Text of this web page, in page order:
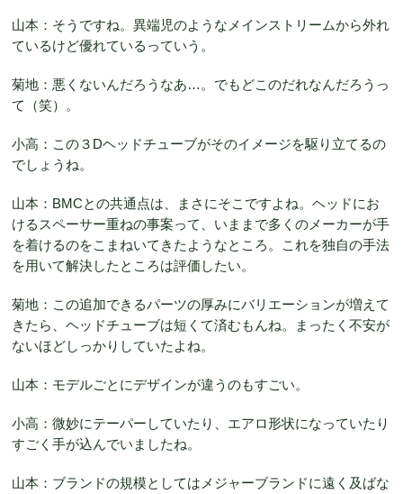
山本：そうですね。異端児のようなメインストリームから外れ
ているけど優れているっていう。
菊地：悪くないんだろうなあ…。でもどこのだれなんだろうっ
て（笑）。
小高：この３Dヘッドチューブがそのイメージを駆り立てるの
でしょうね。
山本：BMCとの共通点は、まさにそこですよね。ヘッドにお
けるスペーサー重ねの事案って、いままで多くのメーカーが手
を着けるのをこまねいてきたようなところ。これを独自の手法
を用いて解決したところは評価したい。
菊地：この追加できるパーツの厚みにバリエーションが増えて
きたら、ヘッドチューブは短くて済むもんね。まったく不安が
ないほどしっかりしていたよね。
山本：モデルごとにデザインが違うのもすごい。
小高：微妙にテーパーしていたり、エアロ形状になっていたり
すごく手が込んでいましたね。
山本：ブランドの規模としてはメジャーブランドに遠く及ばな